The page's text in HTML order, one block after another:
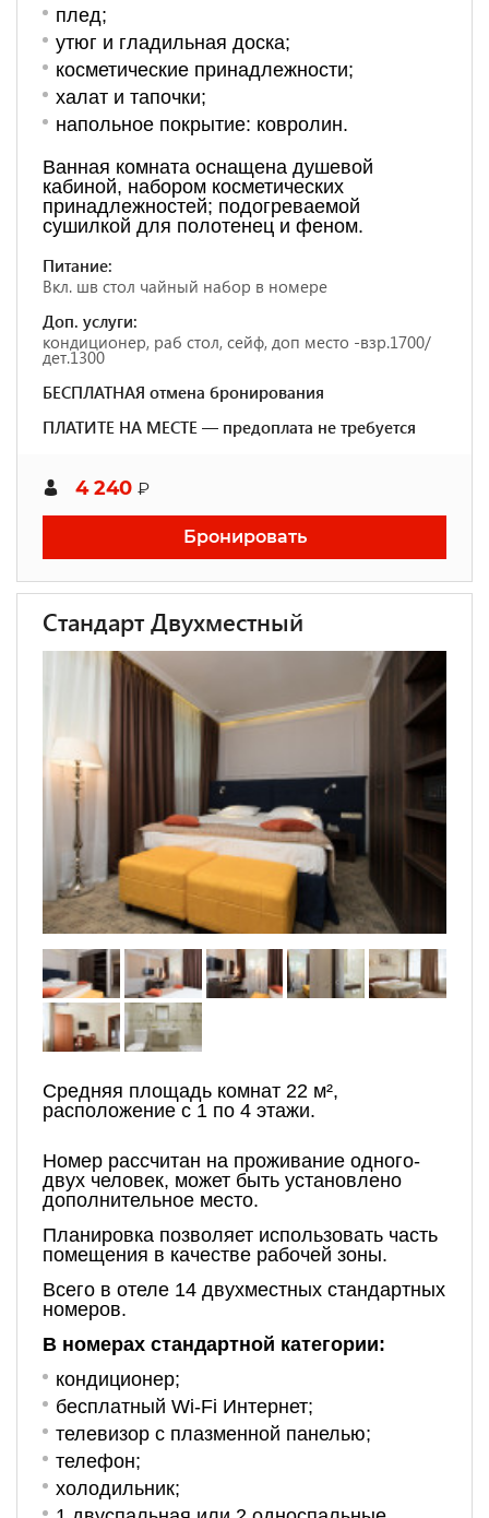
плед;
утюг и гладильная доска;
косметические принадлежности;
халат и тапочки;
напольное покрытие: ковролин.
Ванная комната оснащена душевой
кабиной, набором косметических
принадлежностей; подогреваемой
сушилкой для полотенец и феном.
Питание:
Вкл. шв стол чайный набор в номере
Доп. услуги:
кондиционер, раб стол, сейф, доп место -взр.1700/
дет.1300
БЕСПЛАТНАЯ отмена бронирования
ПЛАТИТЕ НА МЕСТЕ — предоплата не требуется
4 240 ₽
Бронировать
Стандарт Двухместный
Средняя площадь комнат 22 м²,
расположение с 1 по 4 этажи.
Номер рассчитан на проживание одного-
двух человек, может быть установлено
дополнительное место.
Планировка позволяет использовать часть
помещения в качестве рабочей зоны.
Всего в отеле 14 двухместных стандартных
номеров.
В номерах стандартной категории:
кондиционер;
бесплатный Wi-Fi Интернет;
телевизор с плазменной панелью;
телефон;
холодильник;